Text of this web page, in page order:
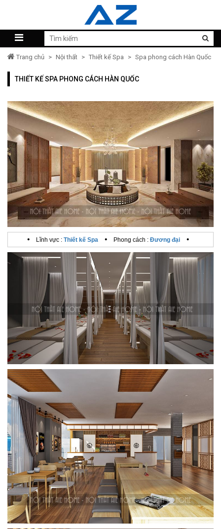
Trang chủ > Nội thất > Thiết kế Spa > Spa phong cách Hàn Quốc
THIẾT KẾ SPA PHONG CÁCH HÀN QUỐC
• Lĩnh vực : Thiết kế Spa • Phong cách : Đương đại •